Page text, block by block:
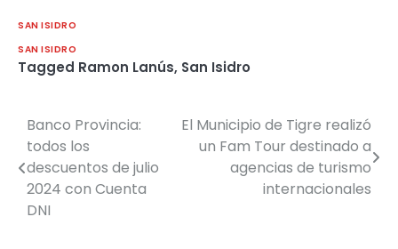
SAN ISIDRO
SAN ISIDRO
Tagged Ramon Lanús, San Isidro
Navegación
de
entradas
Banco Provincia:
todos los
descuentos de julio
2024 con Cuenta
DNI
El Municipio de Tigre realizó
un Fam Tour destinado a
agencias de turismo
internacionales